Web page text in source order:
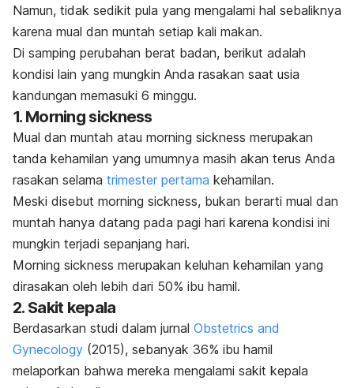
Namun, tidak sedikit pula yang mengalami hal sebaliknya
karena mual dan muntah setiap kali makan.
Di samping perubahan berat badan, berikut adalah
kondisi lain yang mungkin Anda rasakan saat usia
kandungan memasuki 6 minggu.
1. Morning sickness
Mual dan muntah atau morning sickness merupakan
tanda kehamilan yang umumnya masih akan terus Anda
rasakan selama trimester pertama kehamilan.
Meski disebut morning sickness, bukan berarti mual dan
muntah hanya datang pada pagi hari karena kondisi ini
mungkin terjadi sepanjang hari.
Morning sickness merupakan keluhan kehamilan yang
dirasakan oleh lebih dari 50% ibu hamil.
2. Sakit kepala
Berdasarkan studi dalam jurnal Obstetrics and
Gynecology (2015), sebanyak 36% ibu hamil
melaporkan bahwa mereka mengalami sakit kepala